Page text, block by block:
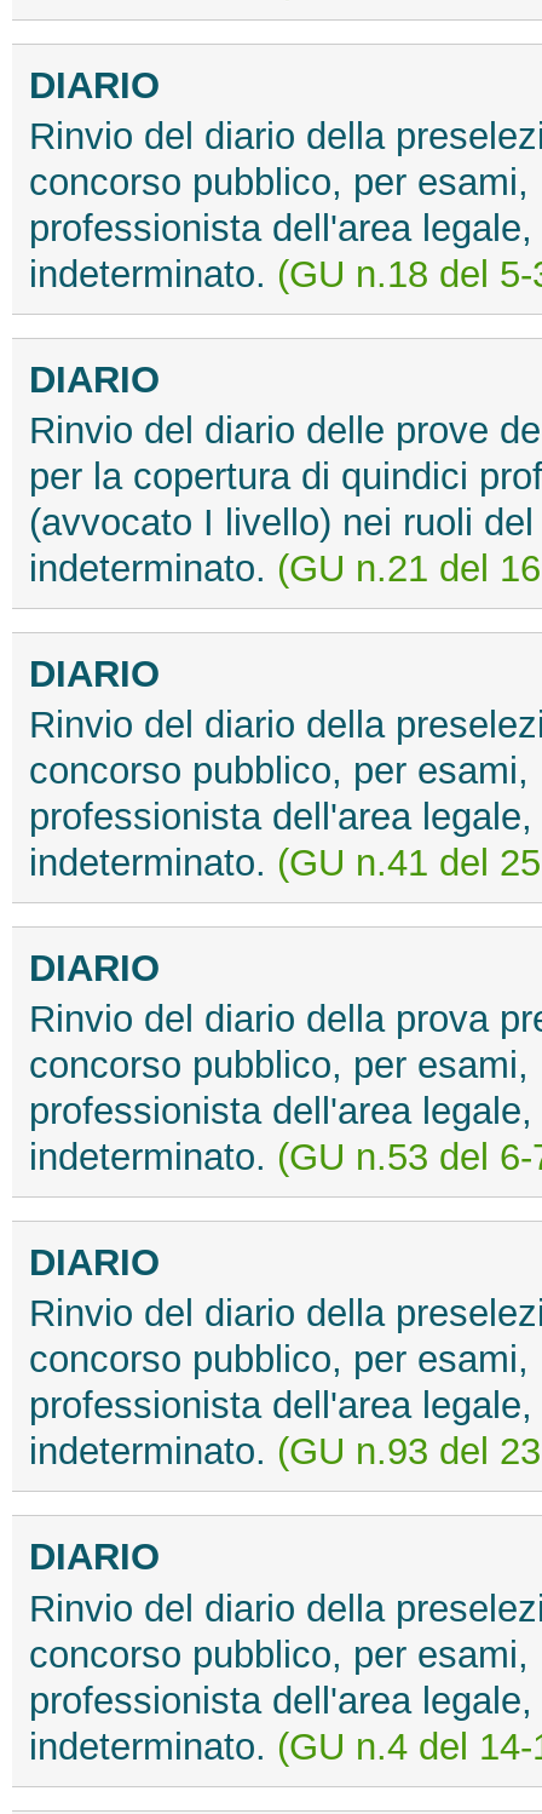
DIARIO
Rinvio del diario della
concorso pubblico, per
professionista dell'area
indeterminato. (GU n.18 del
DIARIO
Rinvio del diario delle prove
per la copertura di quindici
(avvocato I livello) nei ruoli
indeterminato. (GU n.21 del
DIARIO
Rinvio del diario della
concorso pubblico, per
professionista dell'area
indeterminato. (GU n.41 del
DIARIO
Rinvio del diario della prova
concorso pubblico, per
professionista dell'area
indeterminato. (GU n.53 del
DIARIO
Rinvio del diario della
concorso pubblico, per
professionista dell'area
indeterminato. (GU n.93 del
DIARIO
Rinvio del diario della
concorso pubblico, per
professionista dell'area
indeterminato. (GU n.4 del